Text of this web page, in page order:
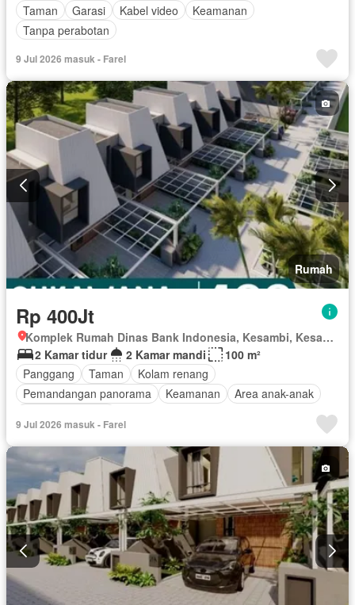
Taman
Garasi Kabel video
Keamanan
Tanpa perabotan
9 Jul 2026 masuk - Farel
Rumah
Rp 400Jt
Komplek Rumah Dinas Bank Indonesia, Kesambi, Kesambi, Kota Cirebon, Jawa Barat
2 Kamar tidur
2 Kamar mandi
100 m²
Panggang
Taman
Kolam renang
Pemandangan panorama
Keamanan
Area anak-anak
9 Jul 2026 masuk - Farel